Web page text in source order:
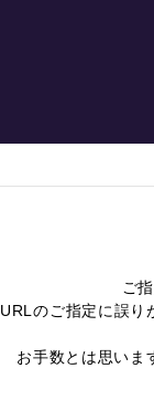
ご
URLのご指定に誤り
お手数とは思いま